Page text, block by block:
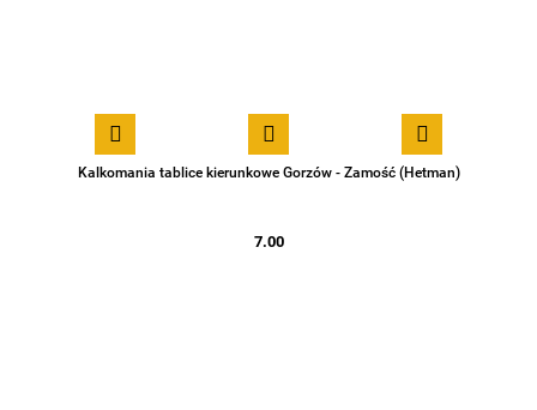
Kalkomania tablice kierunkowe Gorzów - Zamość (Hetman)
7.00